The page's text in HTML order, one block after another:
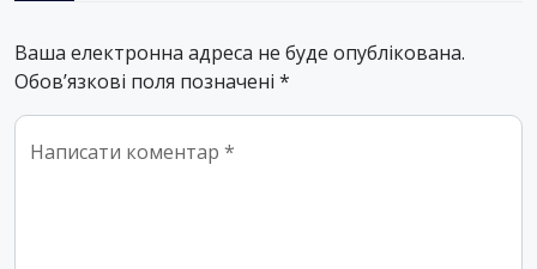
Ваша електронна адреса не буде опублікована.
Обов’язкові поля позначені *
Comment